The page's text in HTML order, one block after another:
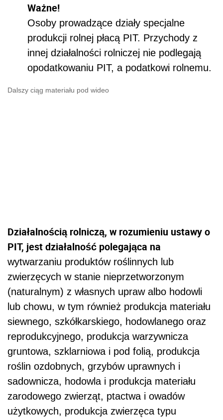
Ważne!
Osoby prowadzące działy specjalne
produkcji rolnej płacą PIT. Przychody z
innej działalności rolniczej nie podlegają
opodatkowaniu PIT, a podatkowi rolnemu.
Dalszy ciąg materiału pod wideo
Działalnością rolniczą, w rozumieniu ustawy o
PIT, jest działalność polegająca na
wytwarzaniu produktów roślinnych lub
zwierzęcych w stanie nieprzetworzonym
(naturalnym) z własnych upraw albo hodowli
lub chowu, w tym również produkcja materiału
siewnego, szkółkarskiego, hodowlanego oraz
reprodukcyjnego, produkcja warzywnicza
gruntowa, szklarniowa i pod folią, produkcja
roślin ozdobnych, grzybów uprawnych i
sadownicza, hodowla i produkcja materiału
zarodowego zwierząt, ptactwa i owadów
użytkowych, produkcja zwierzęca typu